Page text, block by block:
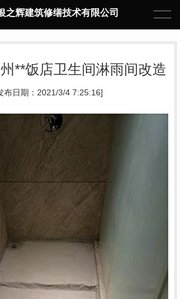
之辉建筑修缮技术有限公司
**饭店卫生间淋雨间改造
布日期：2021/3/4 7:25:16]